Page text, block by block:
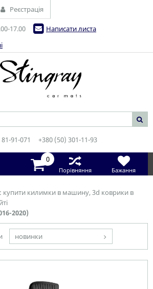
купити килимки в машину, 3d коврики в
2020)
новинки
17.00
Написати листа
Реєстрація
91-071 +380 (50) 301-11-93
0
Порівняння Бажання